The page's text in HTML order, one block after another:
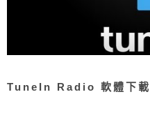
TuneIn Radio 軟體下